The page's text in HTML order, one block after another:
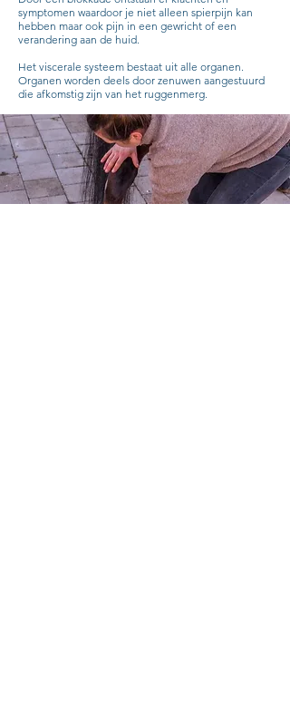
symptomen waardoor je niet alleen spierpijn kan
hebben maar ook pijn in een gewricht of een
verandering aan de huid.
Het viscerale systeem bestaat uit alle organen.
Organen worden deels door zenuwen aangestuurd
die afkomstig zijn van het ruggenmerg.